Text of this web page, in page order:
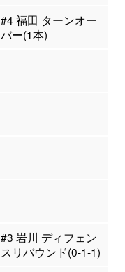
#4 福田 ターンオー
バー(1本)
#3 岩川 ディフェン
スリバウンド(0-1-1)